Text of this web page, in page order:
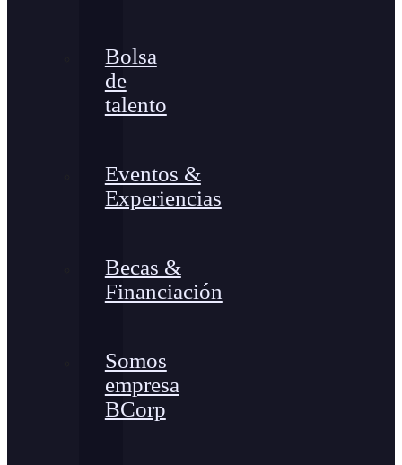
Bolsa
de
talento
Eventos &
Experiencias
Becas &
Financiación
Somos
empresa
BCorp